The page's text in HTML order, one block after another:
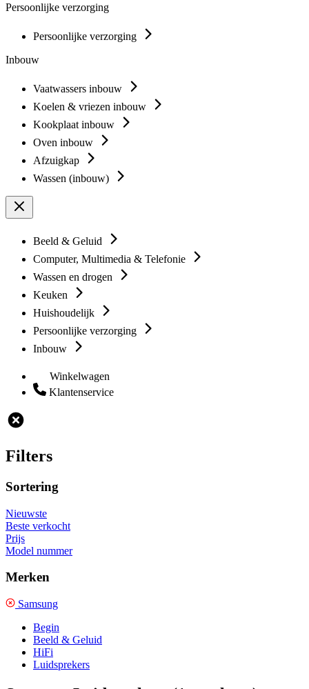
Persoonlijke verzorging
Persoonlijke verzorging
Inbouw
Vaatwassers inbouw
Koelen & vriezen inbouw
Kookplaat inbouw
Oven inbouw
Afzuigkap
Wassen (inbouw)
Beeld & Geluid
Computer, Multimedia & Telefonie
Wassen en drogen
Keuken
Huishoudelijk
Persoonlijke verzorging
Inbouw
Winkelwagen
Klantenservice
Filters
Sortering
Nieuwste
Beste verkocht
Prijs
Model nummer
Merken
Samsung
Begin
Beeld & Geluid
HiFi
Luidsprekers